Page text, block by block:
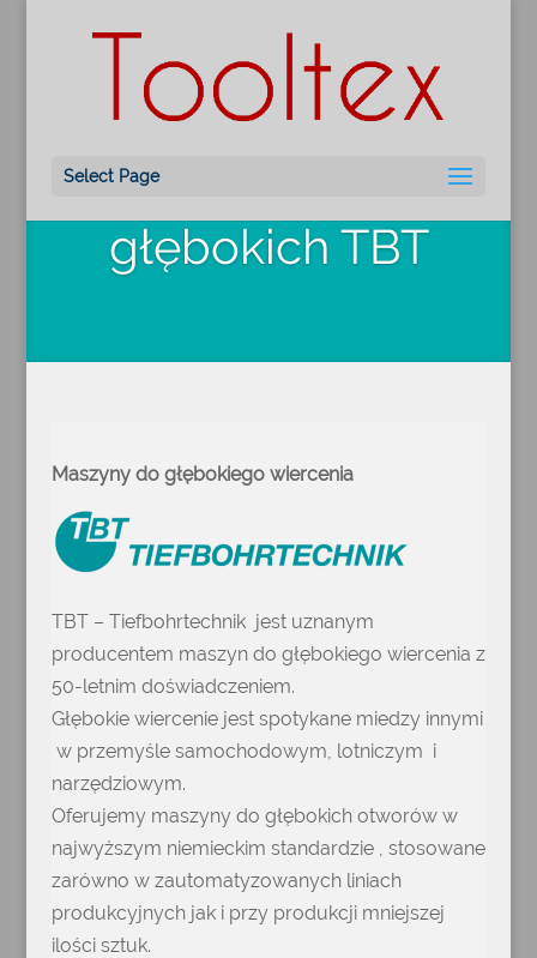
Select Page
Wiercenie
głębokich TBT
Maszyny do głębokiego wiercenia
TBT – Tiefbohrtechnik jest uznanym
producentem maszyn do głębokiego wiercenia z
50-letnim doświadczeniem.
Głębokie wiercenie jest spotykane miedzy innymi
w przemyśle samochodowym, lotniczym i
narzędziowym.
Oferujemy maszyny do głębokich otworów w
najwyższym niemieckim standardzie , stosowane
zarówno w zautomatyzowanych liniach
produkcyjnych jak i przy produkcji mniejszej
ilości sztuk.